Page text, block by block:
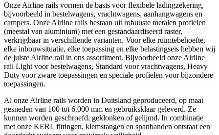
Onze Airline rails vormen de basis voor flexibele ladingzekering,
bijvoorbeeld in bestelwagens, vrachtwagens, aanhangwagens en
campers. Onze Airline rails bestaan uit robuuste metalen profielen
(meestal van aluminium) met een gestandaardiseerd raster,
verkrijgbaar in verschillende varianten. Voor elke ruimtebehoefte,
elke inbouwsituatie, elke toepassing en elke belastingseis hebben wij
de juiste Airline rail in ons assortiment. Bijvoorbeeld onze Airline
rail Light voor bestelwagens, Standard voor vrachtwagens, Heavy
Duty voor zware toepassingen en speciale profielen voor bijzondere
toepassingen.
Al onze Airline rails worden in Duitsland geproduceerd, op maat
gesneden van 100 tot 6.000 mm en gebruiksklaar geleverd. Ze
kunnen worden geschroefd, geklonken of gelijmd. In combinatie
met onze KERL fittingen, klemstangen en spanbanden ontstaat een